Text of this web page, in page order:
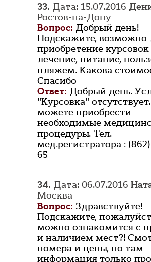
33. Дата: 15.07.2016
Ростов-на-Дону
Вопрос: Добрый день!
Подскажите, возможно
приобретение
лечение, питание,
пляжем. Какова
Спасибо
Ответ: Добрый день.
"Курсовка"
можете приобрести
необходимые
процедуры. Тел.
мед.регистратора :
65
34. Дата: 06.07.2016
Москва
Вопрос: Здравствуйте!
Подскажите,
можно ознакомится с
и наличием мест?!
номера и цены, но там
информация только про